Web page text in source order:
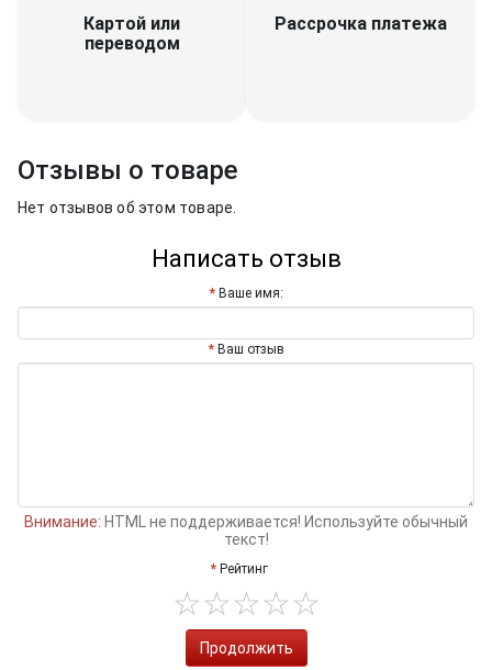
Картой или
переводом
Рассрочка платежа
Отзывы о товаре
Нет отзывов об этом товаре.
Написать отзыв
Ваше имя:
Ваш отзыв
Внимание: HTML не поддерживается! Используйте обычный
текст!
Рейтинг
Продолжить